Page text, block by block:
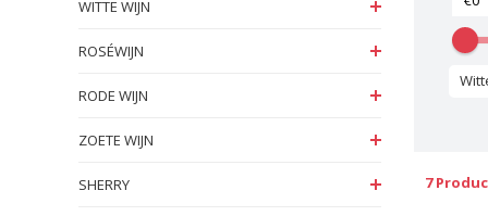
WITTE WIJN
ROSÉWIJN
RODE WIJN
ZOETE WIJN
SHERRY 7